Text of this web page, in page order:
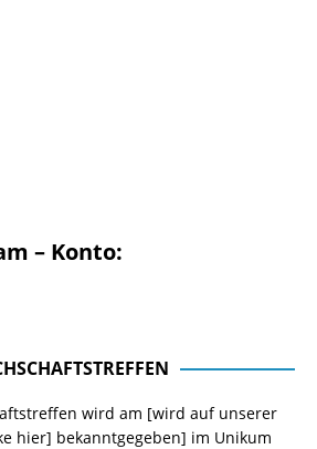
– Konto:
wird am [wird auf unserer
hier] bekanntgegeben] im Unikum